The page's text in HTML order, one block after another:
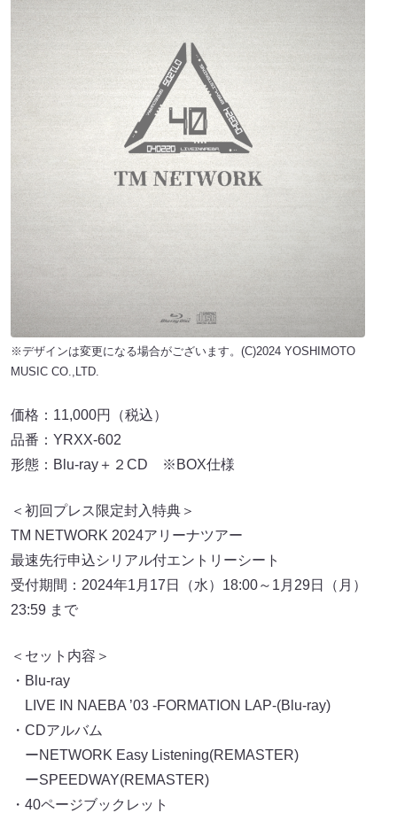
※デザインは変更になる場合がございます。(C)2024 YOSHIMOTO
MUSIC CO.,LTD.
価格：11,000円（税込）
品番：YRXX-602
形態：Blu-ray＋２CD ※BOX仕様
＜初回プレス限定封入特典＞
TM NETWORK 2024アリーナツアー
最速先行申込シリアル付エントリーシート
受付期間：2024年1月17日（水）18:00～1月29日（月）
23:59 まで
＜セット内容＞
・Blu-ray
LIVE IN NAEBA ’03 -FORMATION LAP-(Blu-ray)
・CDアルバム
ーNETWORK Easy Listening(REMASTER)
ーSPEEDWAY(REMASTER)
・40ページブックレット